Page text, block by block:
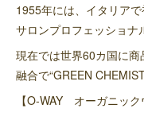
1955年には、イタリア
サロンプロフェッショナ
現在では世界60カ国に
融合で“GREEN
【O-WAY オーガニック